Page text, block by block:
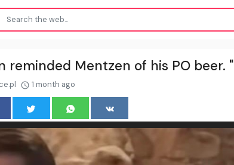
reminded Mentzen of his PO
1 month ago